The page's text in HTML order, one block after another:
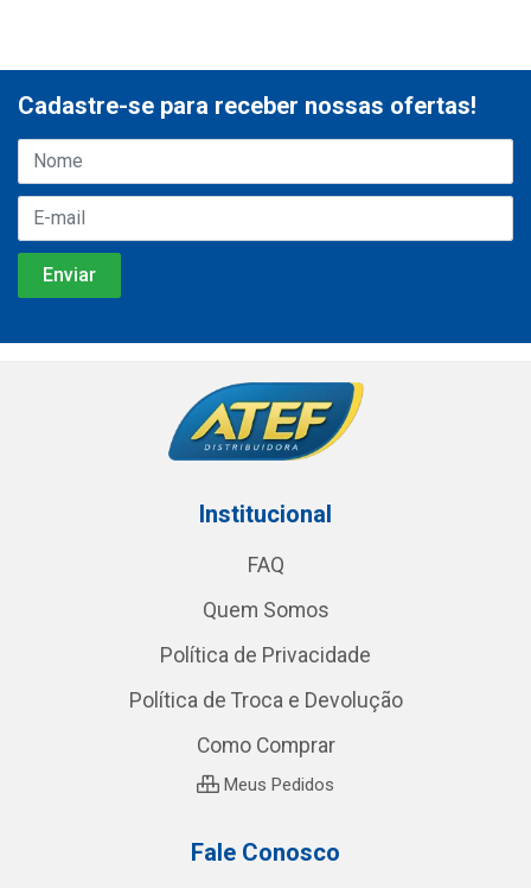
Cadastre-se para receber nossas ofertas!
Institucional
FAQ
Quem Somos
Política de Privacidade
Política de Troca e Devolução
Como Comprar
Meus Pedidos
Fale Conosco